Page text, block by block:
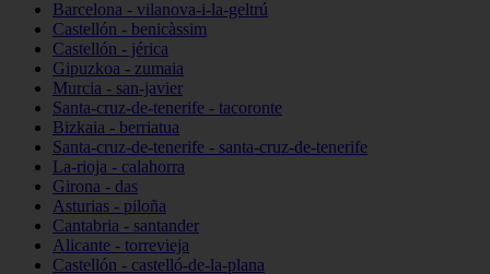
Barcelona - vilanova-i-la-geltrú
Castellón - benicàssim
Castellón - jérica
Gipuzkoa - zumaia
Murcia - san-javier
Santa-cruz-de-tenerife - tacoronte
Bizkaia - berriatua
Santa-cruz-de-tenerife - santa-cruz-de-tenerife
La-rioja - calahorra
Girona - das
Asturias - piloña
Cantabria - santander
Alicante - torrevieja
Castellón - castelló-de-la-plana